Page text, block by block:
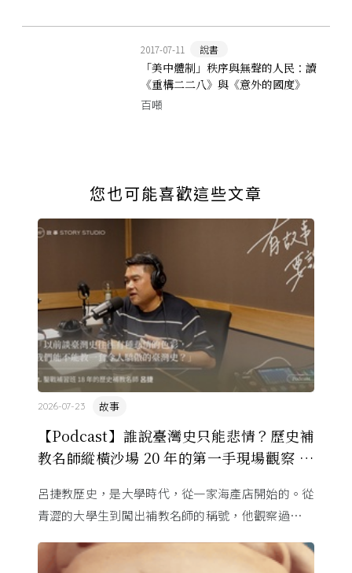
2017-07-11 說書
「美中體制」秩序與無聲的人民：讀
《重構二二八》與《意外的國度》
百噸
您也可能喜歡這些文章
【Podcast】誰說臺灣史只能悲情？歷史補
教名師縱橫沙場 20 年的第一手現場觀察 ft.
故事
2026-07-23
呂捷教歷史，是大學時代，從一家海產店開始的。從
青澀的大學生到闖出補教名師的稱號，他觀察過幾十
裡幾乎沒有臺灣史，一路 ...